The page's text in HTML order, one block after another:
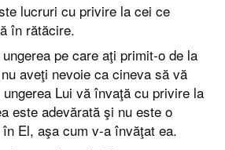
lucruri cu privire la cei ce
în rătăcire.
pe care aţi primit-o de la
aveţi nevoie ca cineva să vă
Lui vă învaţă cu privire la
este adevărată şi nu este o
El, aşa cum v-a învăţat ea.